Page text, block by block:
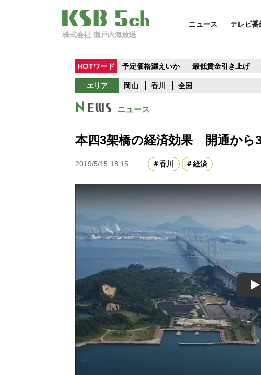
株式会社 瀬戸内海放送
ニュース テレビ番
HOTワード 予定価格漏えいか 最低賃金引き上げ
エリア 岡山 香川 全国
ニュース
本四3架橋の経済効果 開通から
2019/5/15 18:15 香川 経済